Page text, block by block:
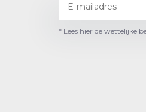
* Lees hier de wettelijke